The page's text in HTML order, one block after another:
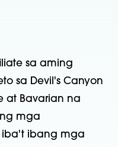
sa aming
sa Devil's Canyon
at Bavarian na
mga
ibang mga